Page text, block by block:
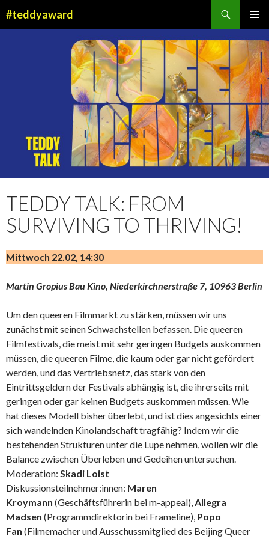
#teddyaward
MENÜ
TEDDY TALK: FROM
SURVIVING TO THRIVING!
Mittwoch 22.02, 14:30
Martin Gropius Bau Kino, Niederkirchnerstraße 7, 10963 Berlin
Um den queeren Filmmarkt zu stärken, müssen wir uns
zunächst mit seinen Schwachstellen befassen. Die queeren
Filmfestivals, die meist mit sehr geringen Budgets auskommen
müssen, die queeren Filme, die kaum oder gar nicht gefördert
werden, und das Vertriebsnetz, das stark von den
Eintrittsgeldern der Festivals abhängig ist, die ihrerseits mit
geringen oder gar keinen Budgets auskommen müssen. Wie
hat dieses Modell bisher überlebt, und ist dies angesichts einer
sich wandelnden Kinolandschaft tragfähig? Indem wir die
bestehenden Strukturen unter die Lupe nehmen, wollen wir die
Balance zwischen Überleben und Gedeihen untersuchen.
Moderation: Skadi Loist
Diskussionsteilnehmer:innen: Maren
Kroymann (Geschäftsführerin bei m-appeal),Allegra
Madsen (Programmdirektorin bei Frameline), Popo
Fan (Filmemacher und Ausschussmitglied des Beijing Queer